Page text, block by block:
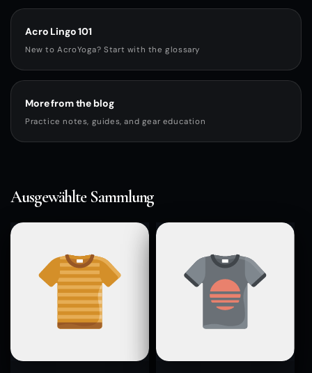
Acro Lingo 101
New to AcroYoga? Start with the glossary
More from the blog
Practice notes, guides, and gear education
Ausgewählte Sammlung